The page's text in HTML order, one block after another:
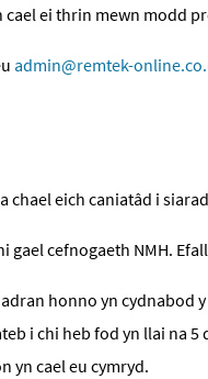
ei thrin mewn modd
admin@remtek-
chael eich caniatâd i
gael cefnogaeth NMH.
honno yn cydnabod
i chi heb fod yn llai na
yn cael eu cymryd.